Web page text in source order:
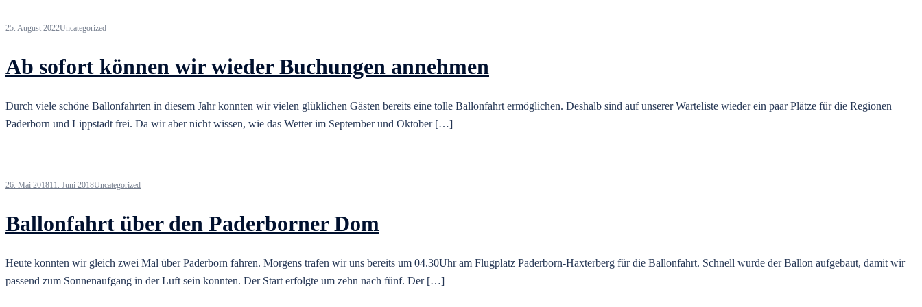
25. August 2022Uncategorized
Ab sofort können wir wieder Buchungen annehmen
Durch viele schöne Ballonfahrten in diesem Jahr konnten wir vielen glüklichen Gästen bereits eine tolle Ballonfahrt ermöglichen. Deshalb sind auf unserer Warteliste wieder ein paar Plätze für die Regionen
Paderborn und Lippstadt frei. Da wir aber nicht wissen, wie das Wetter im September und Oktober […]
26. Mai 201811. Juni 2018Uncategorized
Ballonfahrt über den Paderborner Dom
Heute konnten wir gleich zwei Mal über Paderborn fahren. Morgens trafen wir uns bereits um 04.30Uhr am Flugplatz Paderborn-Haxterberg für die Ballonfahrt. Schnell wurde der Ballon aufgebaut, damit wir
passend zum Sonnenaufgang in der Luft sein konnten. Der Start erfolgte um zehn nach fünf. Der […]